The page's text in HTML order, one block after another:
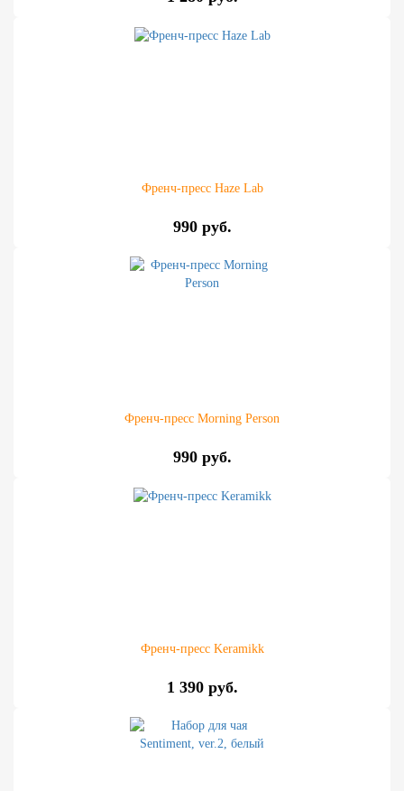
Френч-пресс Haze Lab
990 руб.
Френч-пресс Morning Person
990 руб.
Френч-пресс Keramikk
1 390 руб.